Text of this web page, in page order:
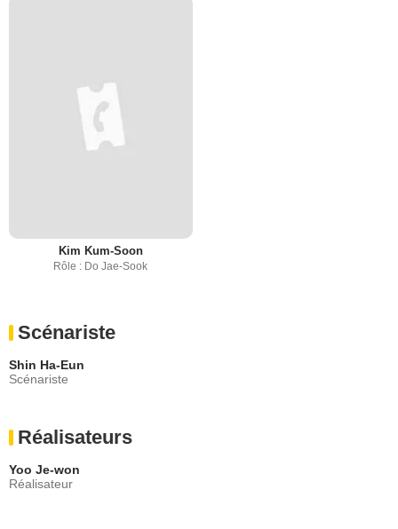
Kim Kum-Soon
Rôle : Do Jae-Sook
Scénariste
Shin Ha-Eun
Scénariste
Réalisateurs
Yoo Je-won
Réalisateur